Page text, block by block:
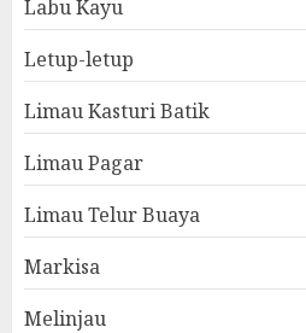
Labu Kayu
Letup-letup
Limau Kasturi Batik
Limau Pagar
Limau Telur Buaya
Markisa
Melinjau